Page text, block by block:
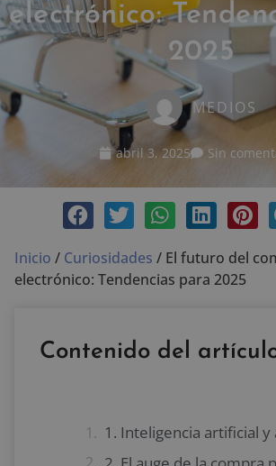
electrónico:
2025
MEDIOS
abril 3, 2025 Sin
Inicio / Curiosidades / El futuro del
electrónico: Tendencias para 2025
Contenido del